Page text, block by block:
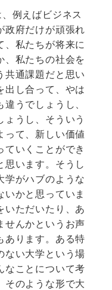
例えばビジネス
政府だけが頑張れ
、私たちが将来に
、私たちの社会を
共通課題だと思い
出し合って、やは
うでしょうし、
うし、そういう
って、新しい価値
ていくことができ
思います。そうし
学がハブのような
かと思っていま
いただいたり、あ
せんかというお声
あります。ある特
ない大学という場
なことについて考
そのような形で大